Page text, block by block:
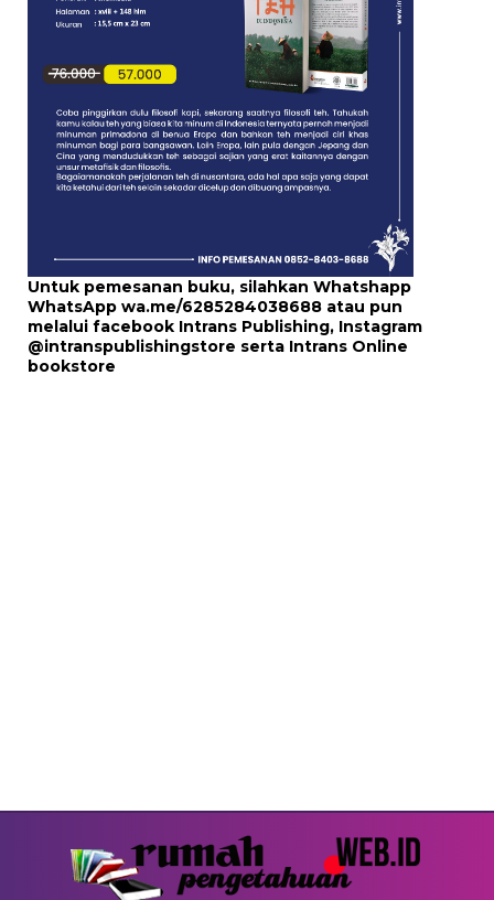
Untuk pemesanan buku, silahkan Whatshapp
WhatsApp wa.me/6285284038688 atau pun
melalui facebook Intrans Publishing, Instagram
@intranspublishingstore serta Intrans Online
bookstore